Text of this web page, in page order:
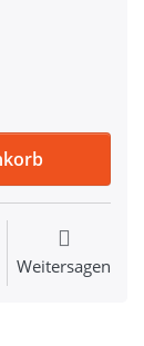
- für
Weitersagen